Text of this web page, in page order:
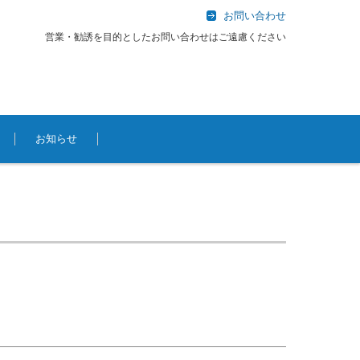
お問い合わせ
営業・勧誘を目的としたお問い合わせはご遠慮ください
お知らせ